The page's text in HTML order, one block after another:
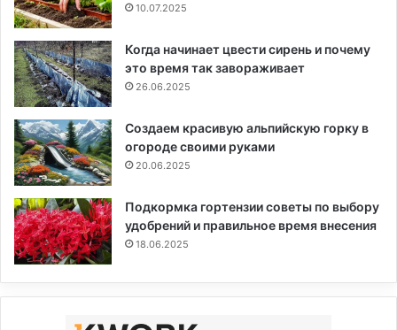
10.07.2025
Когда начинает цвести сирень и почему
это время так завораживает
26.06.2025
Создаем красивую альпийскую горку в
огороде своими руками
20.06.2025
Подкормка гортензии советы по выбору
удобрений и правильное время внесения
18.06.2025